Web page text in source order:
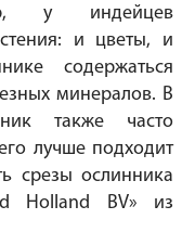
у индейцев
и цветы, и
содержаться
минералов. В
также часто
лучше подходит
срезы ослинника
Holland BV» из